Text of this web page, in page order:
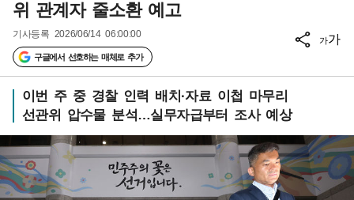
위 관계자 줄소환 예고
기사등록 2026/06/14 06:00:00
구글에서 선호하는 매체로 추가
가가
이번 주 중 경찰 인력 배치·자료 이첩 마무리
선관위 압수물 분석…실무자급부터 조사 예상